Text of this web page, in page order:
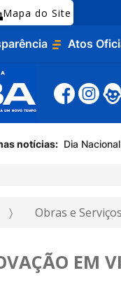
Mapa do Site
Atos
notícias: Campanha
Obras e
EM